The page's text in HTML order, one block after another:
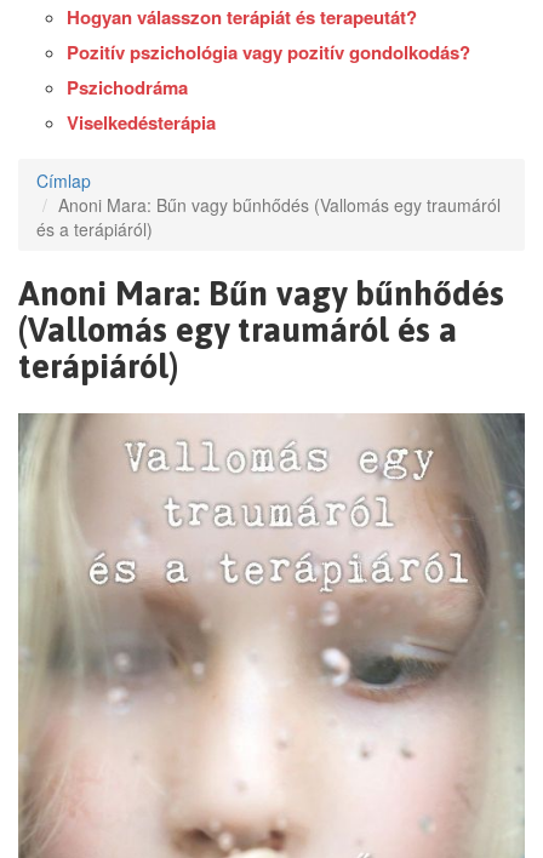
Hogyan válasszon terápiát és terapeutát?
Pozitív pszichológia vagy pozitív gondolkodás?
Pszichodráma
Viselkedésterápia
Címlap
Anoni Mara: Bűn vagy bűnhődés (Vallomás egy traumáról
és a terápiáról)
Anoni Mara: Bűn vagy bűnhődés
(Vallomás egy traumáról és a
terápiáról)